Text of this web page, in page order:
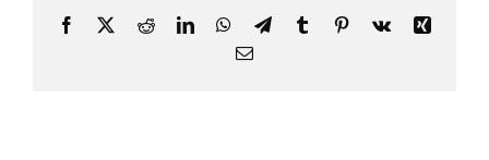
Facebook RedditLinkedInWhatsApp
TelegramTumblr Pinterest
Vk
Xing
Correo